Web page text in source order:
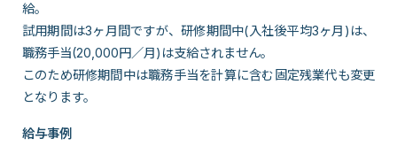
給。
試用期間は3ヶ月間ですが、研修期間中(入社後平均3ヶ月)は、
職務手当(20,000円／月)は支給されません。
このため研修期間中は職務手当を計算に含む固定残業代も変更
となります。
給与事例